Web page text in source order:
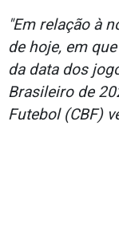
"Em relação à
de hoje, em
da data dos
Brasileiro de
Futebol (CBF)